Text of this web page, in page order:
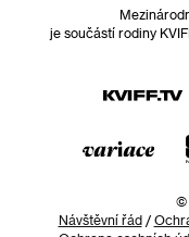
je součástí rodiny
©
Návštěvní řád/